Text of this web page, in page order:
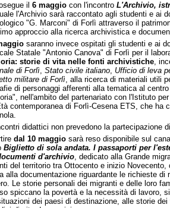
il 6 maggio con l'incontro L'Archivio,
l'Archivio sarà raccontato agli studenti e ai
"G. Marconi" di Forlì attraverso il
approccio alla ricerca archivistica e
saranno invece ospitati gli studenti e ai
Statale "Antonio Canova" di Forlì per il
storie di vita nelle fonti archivistiche,
di Forlì, Stato civile italiano, Ufficio di leva
militare di Forlì, alla ricerca di materiali utili
di personaggi afferenti alla tematica al
nell'ambito del partenariato con l'Istituto
contemporanea di Forlì-Cesena ETS, che ha
didattici non prevedono la partecipazione
dal 10 maggio sarà reso disponibile sul
Biglietto di sola andata. I passaporti per
d'archivio, dedicato alla Grande
del territorio tra Ottocento e inizio Novecento,
alla documentazione riguardante le richieste di
Le storie personali dei migranti e delle loro
spiccano la povertà e la necessità di lavoro,
dei paesi di destinazione, alle storie